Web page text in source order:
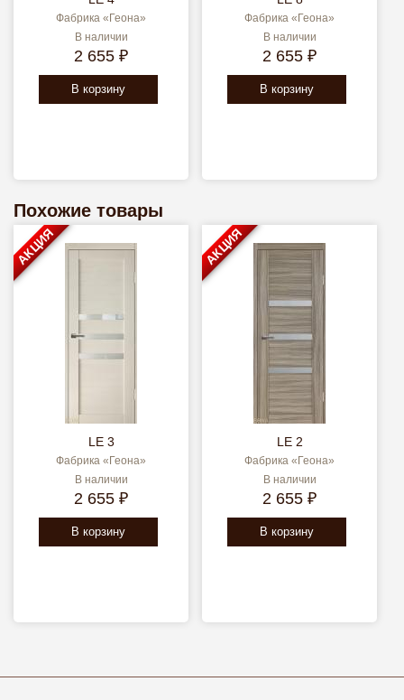
Фабрика «Геона»
В наличии
2 655 ₽
В корзину
Фабрика «Геона»
В наличии
2 655 ₽
В корзину
Похожие товары
LE 3
Фабрика «Геона»
В наличии
2 655 ₽
В корзину
АКЦИЯ
LE 2
Фабрика «Геона»
В наличии
2 655 ₽
В корзину
АКЦИЯ